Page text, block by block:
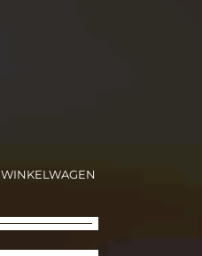
WINKELWAGEN